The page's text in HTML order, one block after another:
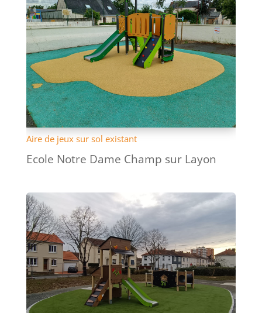
Aire de jeux sur sol existant
Ecole Notre Dame Champ sur Layon